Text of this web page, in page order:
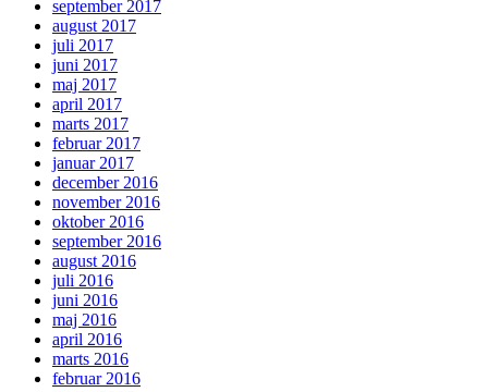
september 2017
august 2017
juli 2017
juni 2017
maj 2017
april 2017
marts 2017
februar 2017
januar 2017
december 2016
november 2016
oktober 2016
september 2016
august 2016
juli 2016
juni 2016
maj 2016
april 2016
marts 2016
februar 2016